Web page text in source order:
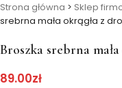
Strona główna > Sklep
srebrna mała okrągła z
Broszka srebrna
89.00zł